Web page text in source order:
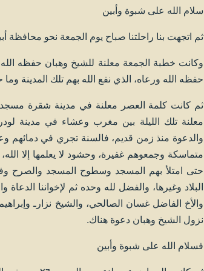
سلام الله على شبوة وأبين
ثم اتجهت بنا راحلتنا صباح يوم الجمعة نحو محافظة
وكانت خطبة الجمعة معلنة للشيخ وهبان حفظه الله
حفظه الله ورعاه، الذي نفع الله بهم تلك المدينة
ثم كانت كلمة العصر معلنة في مدينة شقرة
معلنة تلك الليلة بين مغرب وعشاء في مدينة
والدعوة منذ زمن قديم، فالسنة تجري في دمائهم
متماسكة وجمعوهم غفيرة، وحشود لا يعلمها إلا
حتى امتلأ بهم المسجد وسطوح المسجد والصرح
البلاد وغيرها، والفضل لله وحده ثم لإخواننا
والأخ الفاضل غسان الصالحي، والشيخ نزارـ
نزول الشيخ وهبان دعوة هناك.
فسلام الله على شبوة وأبين